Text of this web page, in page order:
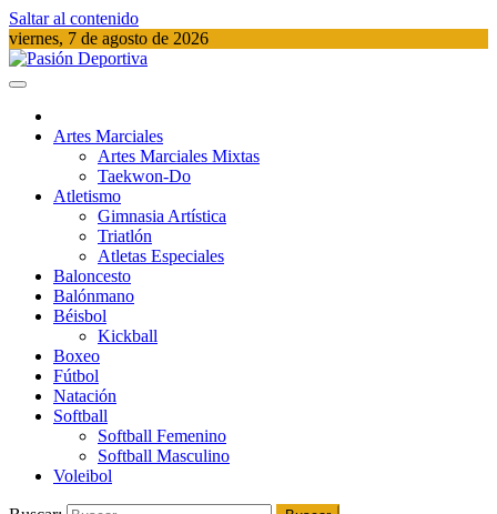
Saltar al contenido
viernes, 7 de agosto de 2026
Artes Marciales
Artes Marciales Mixtas
Taekwon-Do
Atletismo
Gimnasia Artística
Triatlón​
Atletas Especiales
Baloncesto
Balónmano
Béisbol
Kickball​
Boxeo
Fútbol
Natación​
Softball​
Softball​ Femenino
Softball​ Masculino
Voleibol​